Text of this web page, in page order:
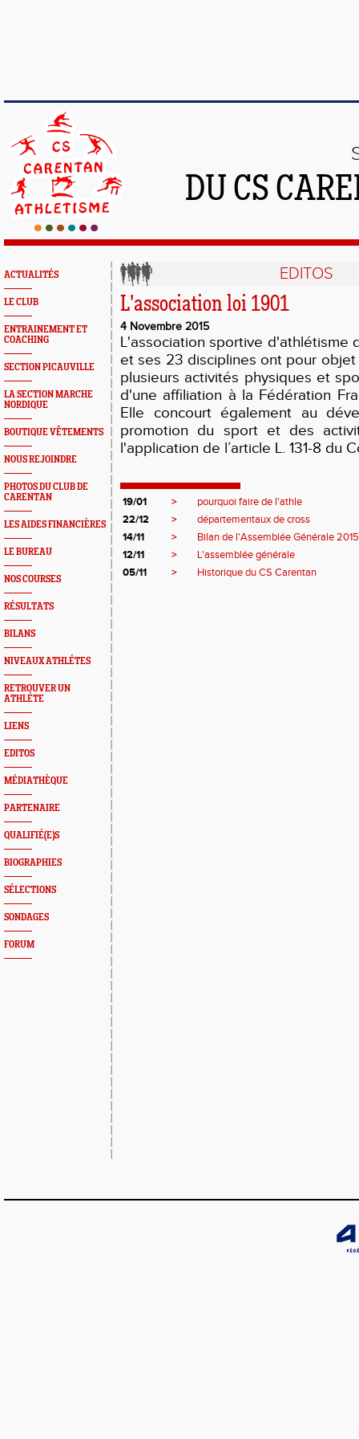
DU CS
ACTUALITÉS
LE CLUB
ENTRAINEMENT ET
COACHING
SECTION PICAUVILLE
LA SECTION MARCHE
NORDIQUE
BOUTIQUE VÊTEMENTS
NOUS REJOINDRE
PHOTOS DU CLUB DE
CARENTAN
LES AIDES FINANCIÈRES
LE BUREAU
NOS COURSES
RÉSULTATS
BILANS
NIVEAUX ATHLÉTES
RETROUVER UN
ATHLÉTE
LIENS
EDITOS
MÉDIATHÈQUE
PARTENAIRE
QUALIFIÉ(E)S
BIOGRAPHIES
SÉLECTIONS
SONDAGES
FORUM
EDITOS
L'association loi 1901
4 Novembre 2015
L'association sportive d'athlétisme
et ses 23 disciplines ont pour objet
plusieurs activités physiques et
d'une affiliation à la Fédération
Elle concourt également au
promotion du sport et des
l'application de l’article L. 131-8 du
19/01 >
pourquoi faire de l'athle
22/12
>
départementaux de cross
14/11
>
Bilan de l'Assemblée Générale
12/11
>
L'assemblée générale
05/11
> Historique du CS Carentan